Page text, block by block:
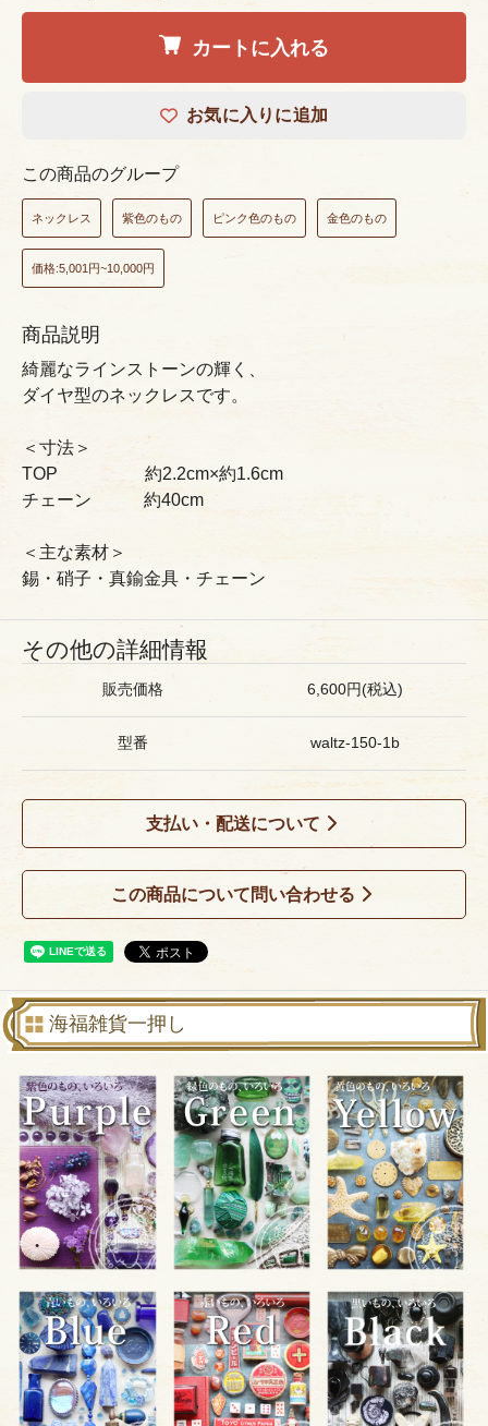
カートに入れる
お気に入りに追加
この商品のグループ
ネックレス 紫色のもの ピンク色のもの 金色のもの
価格:5,001円~10,000円
商品説明
綺麗なラインストーンの輝く、
ダイヤ型のネックレスです。
＜寸法＞
TOP 約2.2cm×約1.6cm
チェーン 約40cm
＜主な素材＞
錫・硝子・真鍮金具・チェーン
その他の詳細情報
販売価格 6,600円(税込)
型番 waltz-150-1b
支払い・配送について
この商品について問い合わせる
海福雑貨一押し